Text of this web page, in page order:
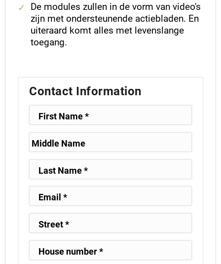
De modules zullen in de vorm van video's
zijn met ondersteunende actiebladen. En
uiteraard komt alles met levenslange
toegang.
Contact Information